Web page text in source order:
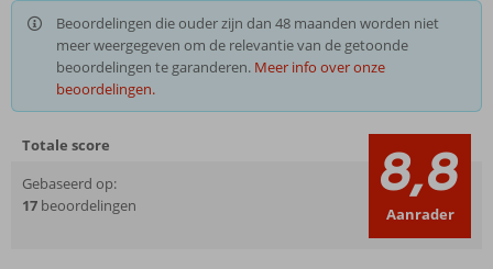
Beoordelingen die ouder zijn dan 48 maanden worden niet
meer weergegeven om de relevantie van de getoonde
beoordelingen te garanderen. Meer info over onze
beoordelingen.
Totale score
Gebaseerd op:
17 beoordelingen 8,8
Aanrader